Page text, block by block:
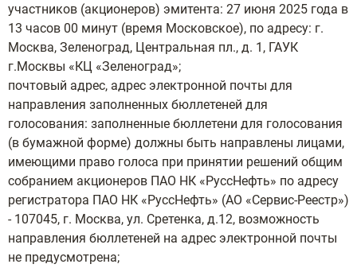
участников (акционеров) эмитента: 27 июня 2025 года в
13 часов 00 минут (время Московское), по адресу: г.
Москва, Зеленоград, Центральная пл., д. 1, ГАУК
г.Москвы «КЦ «Зеленоград»;
почтовый адрес, адрес электронной почты для
направления заполненных бюллетеней для
голосования: заполненные бюллетени для голосования
(в бумажной форме) должны быть направлены лицами,
имеющими право голоса при принятии решений общим
собранием акционеров ПАО НК «РуссНефть» по адресу
регистратора ПАО НК «РуссНефть» (АО «Сервис-Реестр»)
- 107045, г. Москва, ул. Сретенка, д.12, возможность
направления бюллетеней на адрес электронной почты
не предусмотрена;